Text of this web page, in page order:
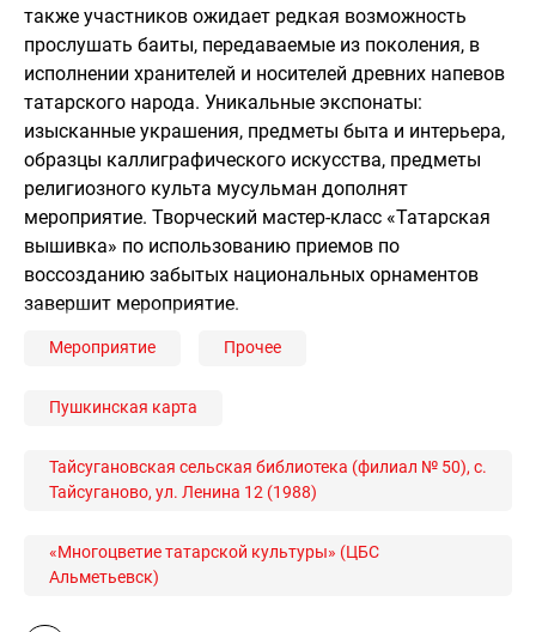
также участников ожидает редкая возможность
прослушать баиты, передаваемые из поколения, в
исполнении хранителей и носителей древних напевов
татарского народа. Уникальные экспонаты:
изысканные украшения, предметы быта и интерьера,
образцы каллиграфического искусства, предметы
религиозного культа мусульман дополнят
мероприятие. Творческий мастер-класс «Татарская
вышивка» по использованию приемов по
воссозданию забытых национальных орнаментов
завершит мероприятие.
Мероприятие Прочее
Пушкинская карта
Тайсугановская сельская библиотека (филиал № 50), с.
Тайсуганово, ул. Ленина 12 (1988)
«Многоцветие татарской культуры» (ЦБС
Альметьевск)